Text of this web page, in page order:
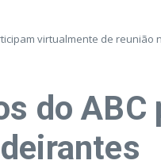
virtualmente de reunião
do